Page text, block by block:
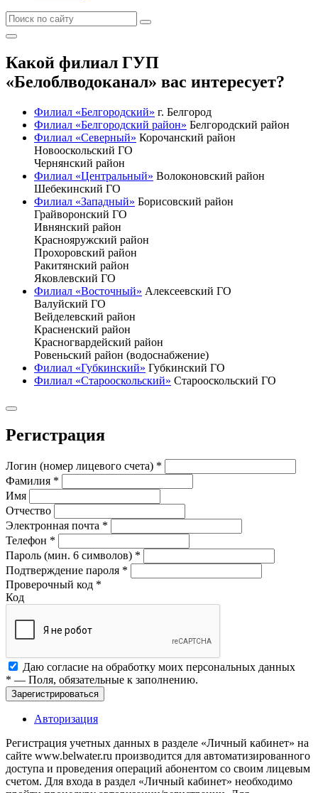
Какой филиал ГУП
«Белоблводоканал» вас интересует?
Филиал «Белгородский» г. Белгород
Филиал «Белгородский район» Белгородский район
Филиал «Северный» Корочанский район
Новооскольский ГО
Чернянский район
Филиал «Центральный» Волоконовский район
Шебекинский ГО
Филиал «Западный» Борисовский район
Грайворонский ГО
Ивнянский район
Краснояружский район
Прохоровский район
Ракитянский район
Яковлевский ГО
Филиал «Восточный» Алексеевский ГО
Валуйский ГО
Вейделевский район
Красненский район
Красногвардейский район
Ровеньский район (водоснабжение)
Филиал «Губкинский» Губкинский ГО
Филиал «Старооскольский» Старооскольский ГО
Регистрация
Логин (номер лицевого счета) *
Фамилия *
Имя
Отчество
Электронная почта *
Телефон *
Пароль (мин. 6 символов) *
Подтверждение пароля *
Проверочный код *
Код
Даю согласие на обработку моих персональных данных
* — Поля, обязательные к заполнению.
Зарегистрироваться
Авторизация
Регистрация учетных данных в разделе «Личный кабинет» на
сайте www.belwater.ru производится для автоматизированного
доступа и проведения операций абонентом со своим лицевым
счетом. Для входа в раздел «Личный кабинет» необходимо